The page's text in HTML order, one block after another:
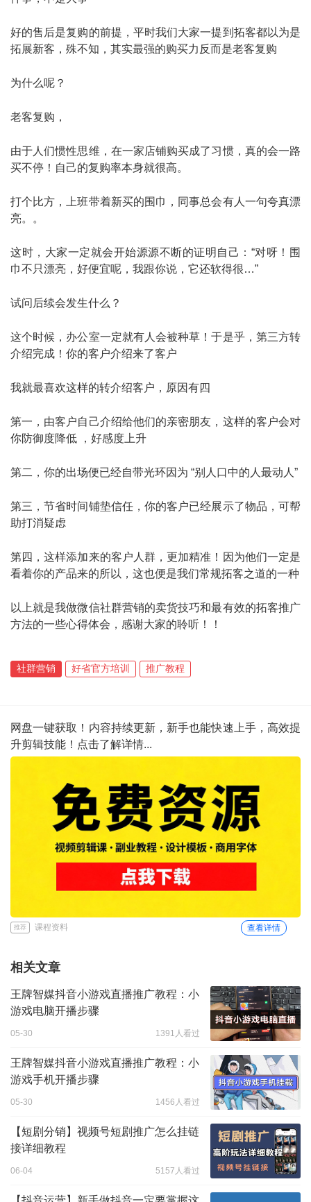
好的售后是复购的前提，平时我们大家一提到拓客都以为是
拓展新客，殊不知，其实最强的购买力反而是老客复购
为什么呢？
老客复购，
由于人们惯性思维，在一家店铺购买成了习惯，真的会一路
买不停！自己的复购率本身就很高。
打个比方，上班带着新买的围巾，同事总会有人一句夸真漂
亮。。
这时，大家一定就会开始源源不断的证明自己：“对呀！围
巾不只漂亮，好便宜呢，我跟你说，它还软得很…”
试问后续会发生什么？
这个时候，办公室一定就有人会被种草！于是乎，第三方转
介绍完成！你的客户介绍来了客户
我就最喜欢这样的转介绍客户，原因有四
第一，由客户自己介绍给他们的亲密朋友，这样的客户会对
你防御度降低 ，好感度上升
第二，你的出场便已经自带光环因为 “别人口中的人最动人”
第三，节省时间铺垫信任，你的客户已经展示了物品，可帮
助打消疑虑
第四，这样添加来的客户人群，更加精准！因为他们一定是
看着你的产品来的所以，这也便是我们常规拓客之道的一种
以上就是我做微信社群营销的卖货技巧和最有效的拓客推广
方法的一些心得体会，感谢大家的聆听！！
社群营销 好省官方培训 推广教程
网盘一键获取！内容持续更新，新手也能快速上手，高效提
升剪辑技能！点击了解详情...
推荐 课程资料 查看详情
相关文章
王牌智媒抖音小游戏直播推广教程：小
游戏电脑开播步骤
05-30 1391人看过
王牌智媒抖音小游戏直播推广教程：小
游戏手机开播步骤
05-30 1456人看过
【短剧分销】视频号短剧推广怎么挂链
接详细教程
06-04 5157人看过